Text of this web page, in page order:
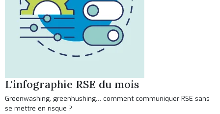
L'infographie RSE du mois
Greenwashing, greenhushing… comment communiquer RSE sans
se mettre en risque ?